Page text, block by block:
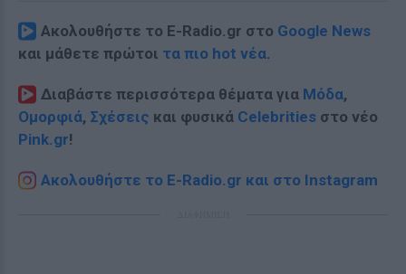
Ακολουθήστε το E-Radio.gr στο Google News
και μάθετε πρώτοι τα πιο hot νέα.
Διαβάστε περισσότερα θέματα για Μόδα,
Ομορφιά, Σχέσεις και φυσικά Celebrities στο νέο
Pink.gr!
Ακολουθήστε το E-Radio.gr και στο Instagram